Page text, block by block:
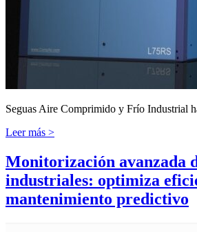
Seguas Aire Comprimido y Frío Industrial
Leer más >
Monitorización avanzada
industriales: optimiza
mantenimiento predictivo